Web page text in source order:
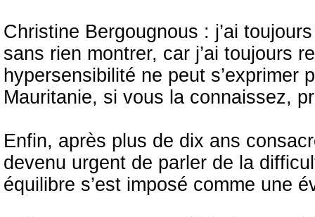
Christine Bergougnous : j’ai
sans rien montrer, car j’ai toujours
hypersensibilité ne peut s’exprimer
Mauritanie, si vous la connaissez,
Enfin, après plus de dix ans
devenu urgent de parler de la
équilibre s’est imposé comme une